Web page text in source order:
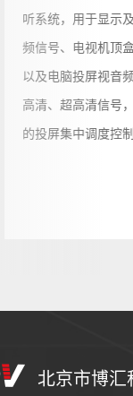
听系统，用于显示
频信号、电视机顶
以及电脑投屏视音
高清、超高清信号
的投屏集中调度控
北京市博汇